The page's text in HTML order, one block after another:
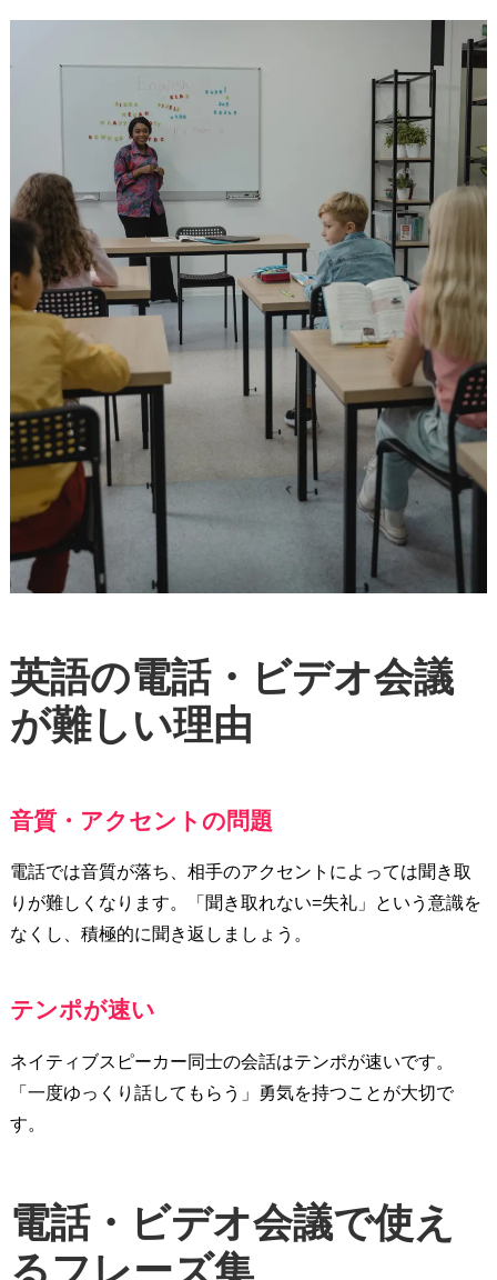
英語の電話・ビデオ会議
が難しい理由
音質・アクセントの問題
電話では音質が落ち、相手のアクセントによっては聞き取
りが難しくなります。「聞き取れない=失礼」という意識を
なくし、積極的に聞き返しましょう。
テンポが速い
ネイティブスピーカー同士の会話はテンポが速いです。
「一度ゆっくり話してもらう」勇気を持つことが大切で
す。
電話・ビデオ会議で使え